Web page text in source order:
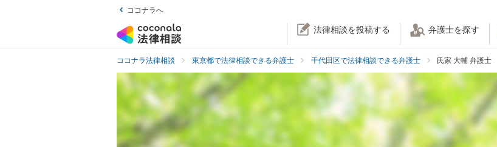
ココナラへ
法律相談を投稿する 弁護士を探す
ココナラ法律相談 東京都で法律相談できる弁護士 千代田区で法律相談できる弁護士 氏家 大輔 弁護士